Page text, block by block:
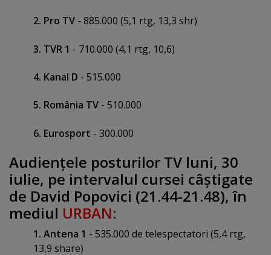
2. Pro TV - 885.000 (5,1 rtg, 13,3 shr)
3. TVR 1 - 710.000 (4,1 rtg, 10,6)
4. Kanal D - 515.000
5. România TV - 510.000
6. Eurosport - 300.000
Audienţele posturilor TV luni, 30
iulie, pe intervalul cursei câştigate
de David Popovici (21.44-21.48), în
mediul URBAN:
1. Antena 1 - 535.000 de telespectatori (5,4 rtg,
13,9 share)